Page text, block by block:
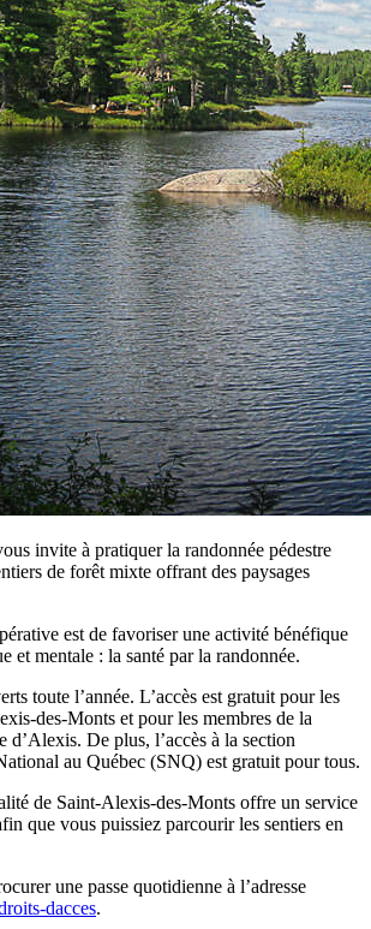
invite à pratiquer la randonnée pédestre
de forêt mixte offrant des paysages
est de favoriser une activité bénéfique
et mentale : la santé par la randonnée.
toute l’année. L’accès est gratuit pour les
des-Monts et pour les membres de la
d’Alexis. De plus, l’accès à la section
au Québec (SNQ) est gratuit pour tous.
de Saint-Alexis-des-Monts offre un service
que vous puissiez parcourir les sentiers en
une passe quotidienne à l’adresse
dacces.